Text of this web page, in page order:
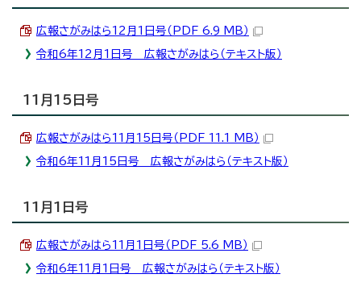
広報さがみはら12月1日号（PDF 6.9 MB）
令和6年12月1日号 広報さがみはら（テキスト版）
11月15日号
広報さがみはら11月15日号（PDF 11.1 MB）
令和6年11月15日号 広報さがみはら（テキスト版）
11月1日号
広報さがみはら11月1日号（PDF 5.6 MB）
令和6年11月1日号 広報さがみはら（テキスト版）